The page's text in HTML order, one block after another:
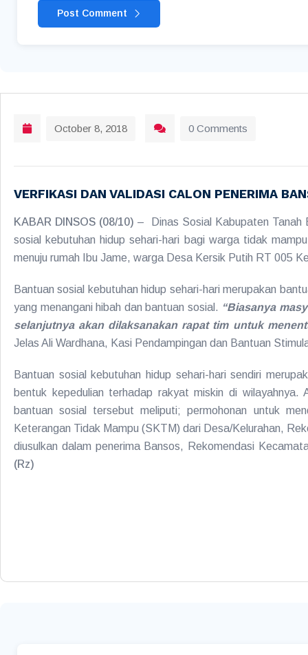
Post Comment
October 8, 2018 0 Comments
VERFIKASI DAN VALIDASI CALON PENERIMA
KABAR DINSOS (08/10) – Dinas Sosial Kabupaten Tanah
sosial kebutuhan hidup sehari-hari bagi warga tidak
menuju rumah Ibu Jame, warga Desa Kersik Putih RT 005
Bantuan sosial kebutuhan hidup sehari-hari merupakan
yang menangani hibah dan bantuan sosial. “Biasanya
selanjutnya akan dilaksanakan rapat tim untuk
Jelas Ali Wardhana, Kasi Pendampingan dan Bantuan
Bantuan sosial kebutuhan hidup sehari-hari sendiri
bentuk kepedulian terhadap rakyat miskin di wilayahnya.
bantuan sosial tersebut meliputi; permohonan untuk
Keterangan Tidak Mampu (SKTM) dari Desa/Kelurahan,
diusulkan dalam penerima Bansos, Rekomendasi
(Rz)